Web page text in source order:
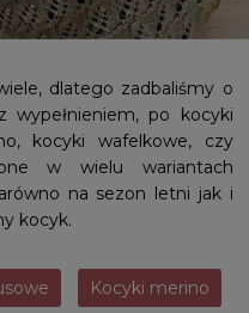
dlatego zadbaliśmy o
po kocyki
kocyki wafelkowe, czy
w wielu wariantach
na sezon letni jak i
kocyk.
Kocyki merino